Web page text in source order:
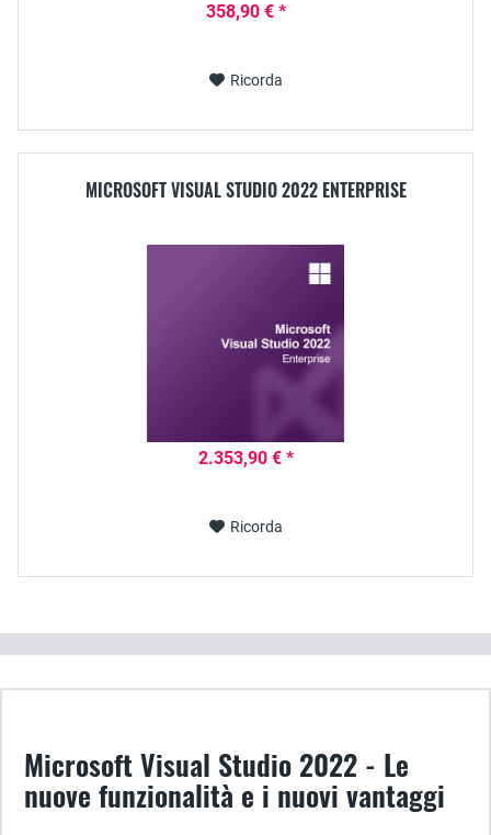
358,90 € *
Ricorda
MICROSOFT VISUAL STUDIO 2022 ENTERPRISE
2.353,90 € *
Ricorda
Microsoft Visual Studio 2022 - Le
nuove funzionalità e i nuovi vantaggi